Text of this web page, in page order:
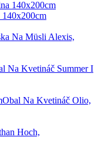
Na Müsli Alexis,
Na Kvetináč Summer I
Obal Na Kvetináč Olio,